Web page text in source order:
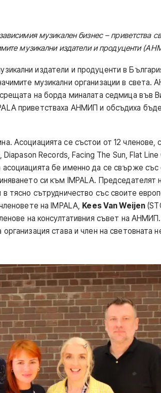
музикален бизнес – приветства
музикални издатели и продуценти
издатели и продуценти в
музикални организации в света.
на борда миналата седмица във
приветстваха АНМИП и обсъдиха
Асоциацията се състои от 12 членове,
Records, Facing The Sun, Flat
асоциацията бе именно да се свърже със
си към IMPALA. Председателят
тясно сътрудничество със своите
на IMPALA, Kees Van Weijen
на консултативния съвет на
става и член на световната